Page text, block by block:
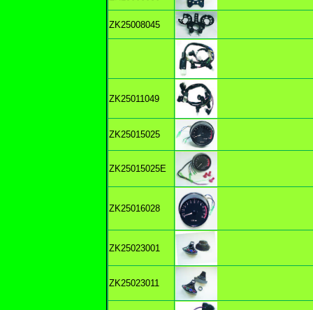
ZK25008045
ZK25011049
ZK25015025
ZK25015025E
ZK25016028
ZK25023001
ZK25023011